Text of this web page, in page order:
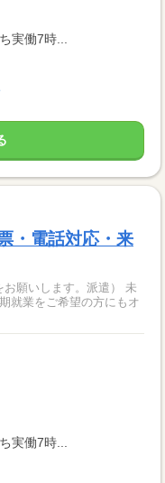
実働7時...
・電話対応・来
願いします。派遣） 未
就業をご希望の方にもオ
実働7時...